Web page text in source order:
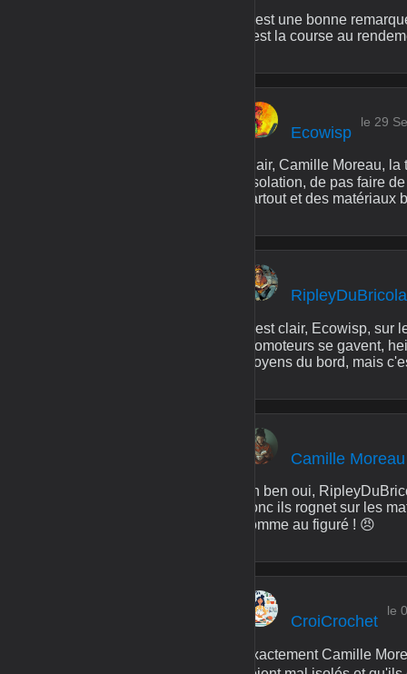
C'est une bonne
c'est la course au
Ecowisp
le 29
Clair, Camille Moreau,
l'isolation, de pas faire
partout et des matériaux
C'est clair, Ecowisp, sur
promoteurs se gavent,
moyens du bord, mais
Camille Moreau
Ah ben oui,
donc ils rognet sur les
comme au figuré ! 😠
CroiCrochet
le
Exactement Camille